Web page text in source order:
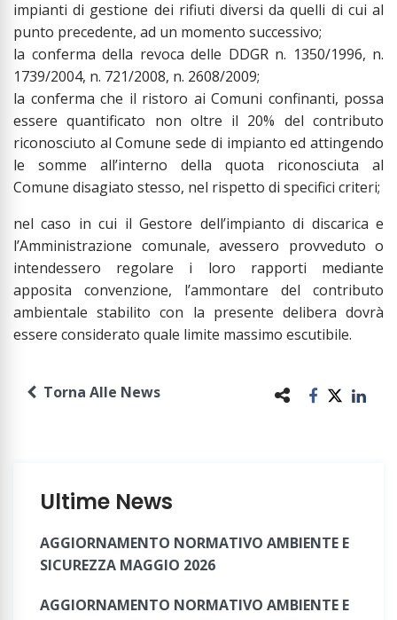
impianti di gestione dei rifiuti diversi da quelli di cui al
punto precedente, ad un momento successivo;
la conferma della revoca delle DDGR n. 1350/1996, n.
1739/2004, n. 721/2008, n. 2608/2009;
la conferma che il ristoro ai Comuni confinanti, possa
essere quantificato non oltre il 20% del contributo
riconosciuto al Comune sede di impianto ed attingendo
le somme all’interno della quota riconosciuta al
Comune disagiato stesso, nel rispetto di specifici criteri;
nel caso in cui il Gestore dell’impianto di discarica e
l’Amministrazione comunale, avessero provveduto o
intendessero regolare i loro rapporti mediante
apposita convenzione, l’ammontare del contributo
ambientale stabilito con la presente delibera dovrà
essere considerato quale limite massimo escutibile.
Torna Alle News
Ultime News
AGGIORNAMENTO NORMATIVO AMBIENTE E
SICUREZZA MAGGIO 2026
AGGIORNAMENTO NORMATIVO AMBIENTE E